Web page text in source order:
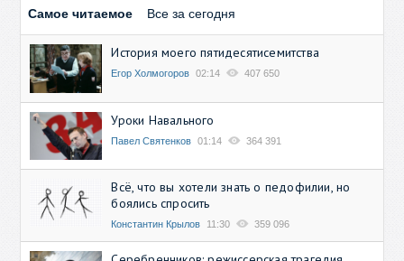
Самое читаемое Все за сегодня
История моего пятидесятисемитства
Егор Холмогоров 02:14 407 650
Уроки Навального
Павел Святенков 01:14 364 391
Всё, что вы хотели знать о педофилии, но
боялись спросить
Константин Крылов 11:30 359 096